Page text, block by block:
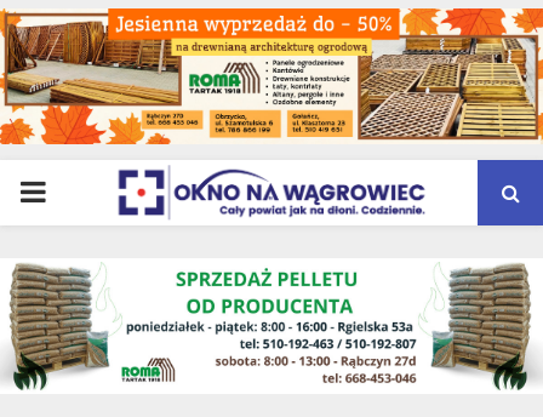
PRIMARY
MENU